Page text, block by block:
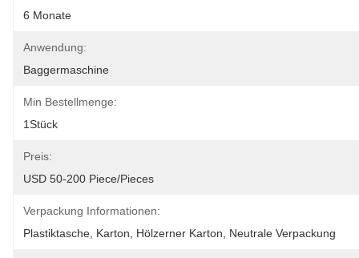
6 Monate
Anwendung:
Baggermaschine
Min Bestellmenge:
1Stück
Preis:
USD 50-200 Piece/Pieces
Verpackung Informationen:
Plastiktasche, Karton, Hölzerner Karton, Neutrale Verpackung